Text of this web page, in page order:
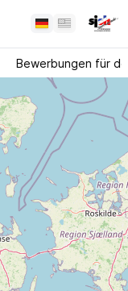
Bewerbungen
Bewerbungen für